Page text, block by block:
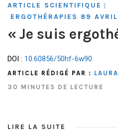
ARTICLE SCIENTIFIQUE |
ERGOTHÉRAPIES 89
« Je suis
DOI : 10.60856/50hf-6w90
ARTICLE RÉDIGÉ PAR :
30 MINUTES DE LECTURE
LIRE LA SUITE